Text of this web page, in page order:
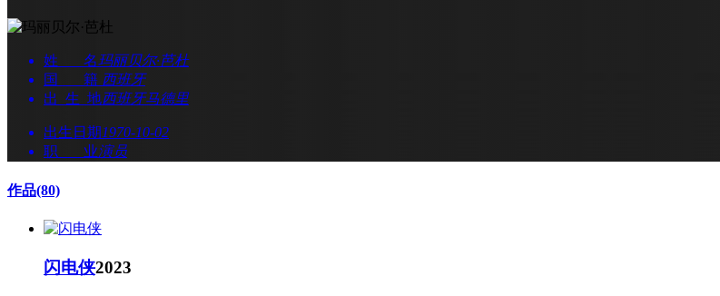
姓 名玛丽贝尔·芭杜
国 籍 西班牙
出 生 地西班牙马德里
出生日期1970-10-02
职 业演员
作品(80)
闪电侠2023